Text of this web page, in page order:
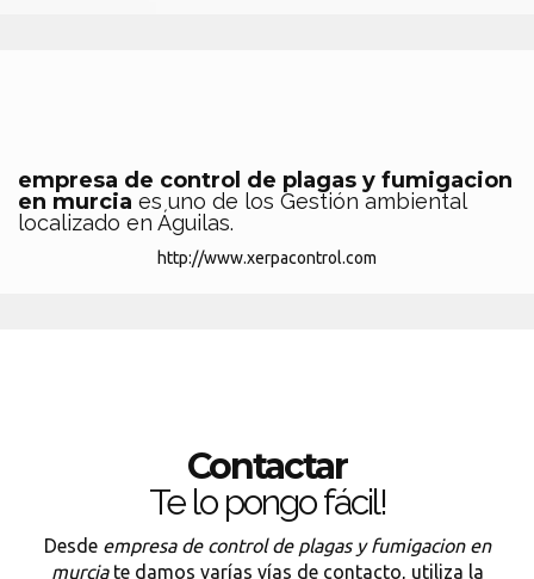
empresa de control de plagas y fumigacion
en murcia es uno de los Gestión ambiental
localizado en Águilas.
http://www.xerpacontrol.com
Contactar
Te lo pongo fácil!
Desde empresa de control de plagas y fumigacion en
murcia te damos varías vías de contacto, utiliza la